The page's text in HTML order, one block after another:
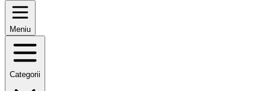
Meniu
Categorii